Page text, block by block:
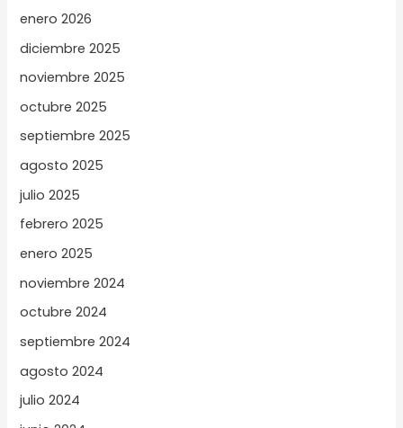
enero 2026
diciembre 2025
noviembre 2025
octubre 2025
septiembre 2025
agosto 2025
julio 2025
febrero 2025
enero 2025
noviembre 2024
octubre 2024
septiembre 2024
agosto 2024
julio 2024